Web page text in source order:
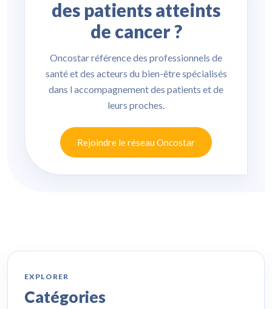
des patients atteints
de cancer ?
Oncostar référence des professionnels de
santé et des acteurs du bien-être spécialisés
dans l accompagnement des patients et de
leurs proches.
Rejoindre le réseau Oncostar
EXPLORER
Catégories